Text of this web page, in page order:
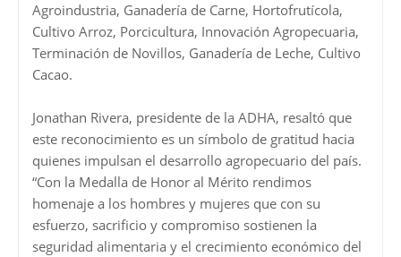
Agroindustria, Ganadería de Carne, Hortofrutícola,
Cultivo Arroz, Porcicultura, Innovación Agropecuaria,
Terminación de Novillos, Ganadería de Leche, Cultivo
Cacao.
Jonathan Rivera, presidente de la ADHA, resaltó que
este reconocimiento es un símbolo de gratitud hacia
quienes impulsan el desarrollo agropecuario del país.
“Con la Medalla de Honor al Mérito rendimos
homenaje a los hombres y mujeres que con su
esfuerzo, sacrificio y compromiso sostienen la
seguridad alimentaria y el crecimiento económico del